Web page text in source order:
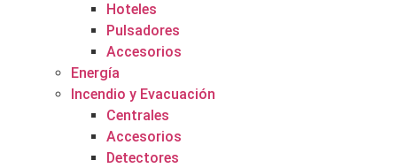
Hoteles
Pulsadores
Accesorios
Energía
Incendio y Evacuación
Centrales
Accesorios
Detectores